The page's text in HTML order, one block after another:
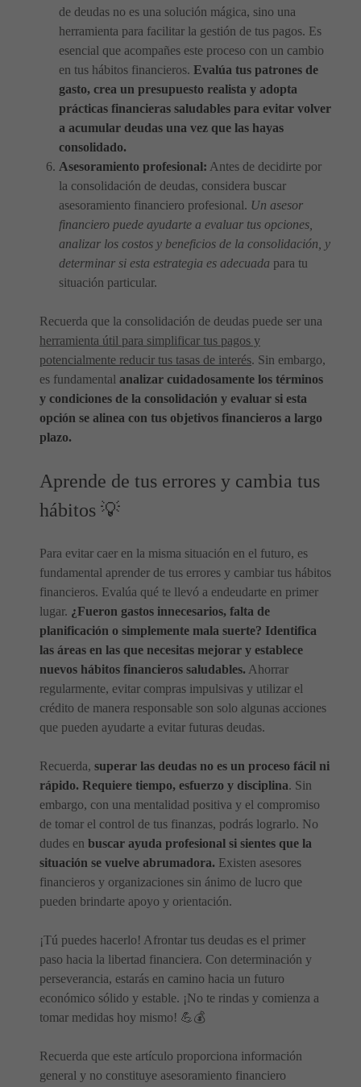
de deudas no es una solución mágica, sino una
herramienta para facilitar la gestión de tus pagos. Es
esencial que acompañes este proceso con un cambio
en tus hábitos financieros. Evalúa tus patrones de
gasto, crea un presupuesto realista y adopta
prácticas financieras saludables para evitar volver
a acumular deudas una vez que las hayas
consolidado.
Asesoramiento profesional: Antes de decidirte por
la consolidación de deudas, considera buscar
asesoramiento financiero profesional. Un asesor
financiero puede ayudarte a evaluar tus opciones,
analizar los costos y beneficios de la consolidación, y
determinar si esta estrategia es adecuada para tu
situación particular.
Recuerda que la consolidación de deudas puede ser una
herramienta útil para simplificar tus pagos y
potencialmente reducir tus tasas de interés. Sin embargo,
es fundamental analizar cuidadosamente los términos
y condiciones de la consolidación y evaluar si esta
opción se alinea con tus objetivos financieros a largo
plazo.
Aprende de tus errores y cambia tus
hábitos 💡
Para evitar caer en la misma situación en el futuro, es
fundamental aprender de tus errores y cambiar tus hábitos
financieros. Evalúa qué te llevó a endeudarte en primer
lugar. ¿Fueron gastos innecesarios, falta de
planificación o simplemente mala suerte? Identifica
las áreas en las que necesitas mejorar y establece
nuevos hábitos financieros saludables. Ahorrar
regularmente, evitar compras impulsivas y utilizar el
crédito de manera responsable son solo algunas acciones
que pueden ayudarte a evitar futuras deudas.
Recuerda, superar las deudas no es un proceso fácil ni
rápido. Requiere tiempo, esfuerzo y disciplina. Sin
embargo, con una mentalidad positiva y el compromiso
de tomar el control de tus finanzas, podrás lograrlo. No
dudes en buscar ayuda profesional si sientes que la
situación se vuelve abrumadora. Existen asesores
financieros y organizaciones sin ánimo de lucro que
pueden brindarte apoyo y orientación.
¡Tú puedes hacerlo! Afrontar tus deudas es el primer
paso hacia la libertad financiera. Con determinación y
perseverancia, estarás en camino hacia un futuro
económico sólido y estable. ¡No te rindas y comienza a
tomar medidas hoy mismo! 💪💰
Recuerda que este artículo proporciona información
general y no constituye asesoramiento financiero